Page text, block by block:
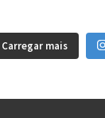
Carregar mais